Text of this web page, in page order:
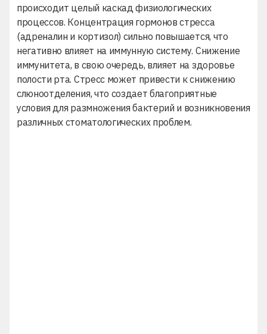
происходит целый каскад физиологических
процессов. Концентрация гормонов стресса
(адреналин и кортизол) сильно повышается, что
негативно влияет на иммунную систему. Снижение
иммунитета, в свою очередь, влияет на здоровье
полости рта. Стресс может привести к снижению
слюноотделения, что создает благоприятные
условия для размножения бактерий и возникновения
различных стоматологических проблем.